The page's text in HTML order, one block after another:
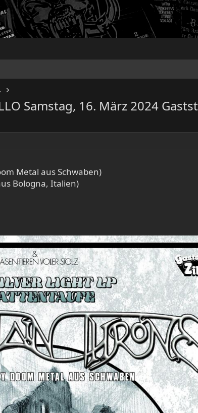
Samstag, 16. März 2024
Metal aus Schwaben)
Bologna, Italien)